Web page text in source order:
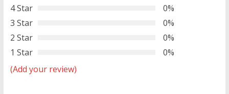
4 Star
0%
3 Star
0%
2 Star
0%
1 Star
0%
(Add your review)